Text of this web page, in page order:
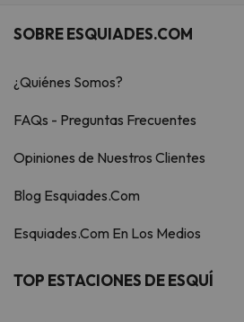
SOBRE ESQUIADES.COM
¿Quiénes Somos?
FAQs - Preguntas Frecuentes
Opiniones de Nuestros Clientes
Blog Esquiades.Com
Esquiades.Com En Los Medios
TOP ESTACIONES DE ESQUÍ